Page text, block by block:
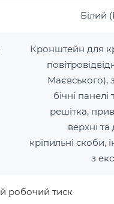
Білий
Кронштейн для
Маєвського),
бічні панелі
решітка,
верхні та
кріпильні скоби,
з
робочий тиск